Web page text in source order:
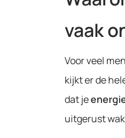
vaak
Voor veel
kijkt er de
dat je
uitgerust